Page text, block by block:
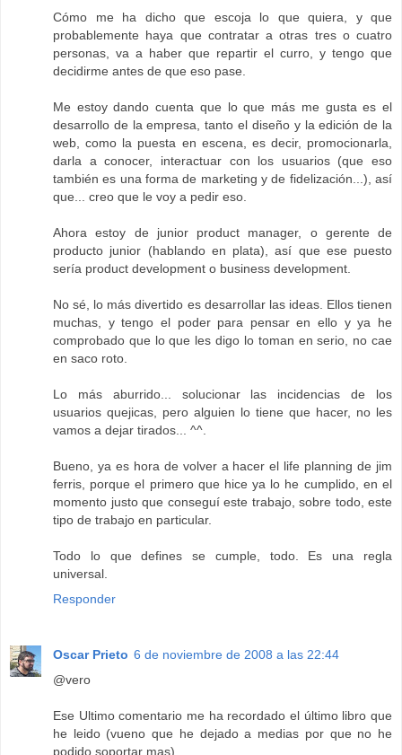
Cómo me ha dicho que escoja lo que quiera, y que
probablemente haya que contratar a otras tres o cuatro
personas, va a haber que repartir el curro, y tengo que
decidirme antes de que eso pase.
Me estoy dando cuenta que lo que más me gusta es el
desarrollo de la empresa, tanto el diseño y la edición de la
web, como la puesta en escena, es decir, promocionarla,
darla a conocer, interactuar con los usuarios (que eso
también es una forma de marketing y de fidelización...), así
que... creo que le voy a pedir eso.
Ahora estoy de junior product manager, o gerente de
producto junior (hablando en plata), así que ese puesto
sería product development o business development.
No sé, lo más divertido es desarrollar las ideas. Ellos tienen
muchas, y tengo el poder para pensar en ello y ya he
comprobado que lo que les digo lo toman en serio, no cae
en saco roto.
Lo más aburrido... solucionar las incidencias de los
usuarios quejicas, pero alguien lo tiene que hacer, no les
vamos a dejar tirados... ^^.
Bueno, ya es hora de volver a hacer el life planning de jim
ferris, porque el primero que hice ya lo he cumplido, en el
momento justo que conseguí este trabajo, sobre todo, este
tipo de trabajo en particular.
Todo lo que defines se cumple, todo. Es una regla
universal.
Responder
Oscar Prieto 6 de noviembre de 2008 a las 22:44
@vero
Ese Ultimo comentario me ha recordado el último libro que
he leido (vueno que he dejado a medias por que no he
podido soportar mas).